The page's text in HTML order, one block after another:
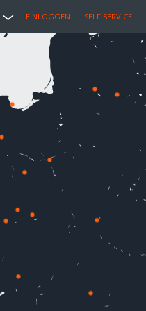
EINLOGGEN SELF SERVICE